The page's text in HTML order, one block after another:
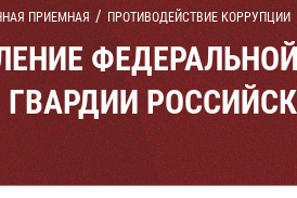
ПРИЕМНАЯ ПРОТИВОДЕЙСТВИЕ КОРРУПЦИИ